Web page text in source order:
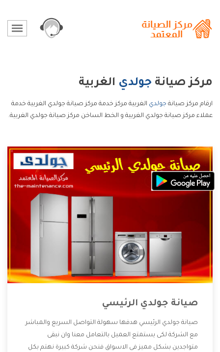
مركز صيانة جولدي الغربية
ارقام مركز صيانة جولدي الغربية مركز خدمة مركز صيانة جولدي الغربية خدمة
عملاء مركز صيانة جولدي الغربية و الخط الساخن مركز صيانة جولدي الغربية.
صيانة جولدي الرئيسي
صيانة جولدي الرئيسي هدفها سهولة التواصل السريع والمباشر
مع الشركة لكى يستمتع العميل بالتعامل معنا وان نبقى
متواجدين بشكل مميز فى الاسواق فنحن شركة كبيرة نهتم بكل